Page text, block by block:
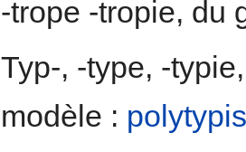
-trope -tropie, du
Typ-, -type, -
modèle :